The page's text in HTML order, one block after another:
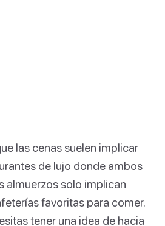
las cenas suelen implicar
de lujo donde ambos
almuerzos solo implican
favoritas para comer.
tener una idea de hacia